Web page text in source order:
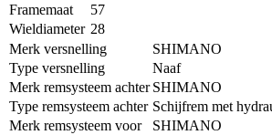
Framemaat
57
Wieldiameter 28
Merk versnelling
SHIMANO
Type versnelling
Naaf
Merk remsysteem achter SHIMANO
Type remsysteem achter Schijfrem met
Merk remsysteem voor
SHIMANO